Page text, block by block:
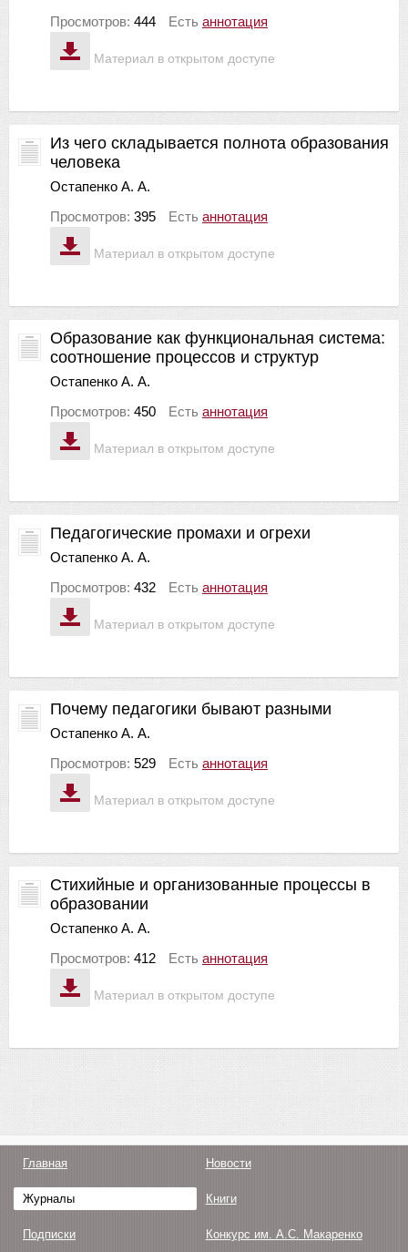
Материал в открытом доступе
Просмотров: 444 Есть аннотация
Материал в открытом доступе
Из чего складывается полнота образования
человека
Остапенко А. А.
Просмотров: 395 Есть аннотация
Материал в открытом доступе
Образование как функциональная система:
соотношение процессов и структур
Остапенко А. А.
Просмотров: 450 Есть аннотация
Материал в открытом доступе
Педагогические промахи и огрехи
Остапенко А. А.
Просмотров: 432 Есть аннотация
Материал в открытом доступе
Почему педагогики бывают разными
Остапенко А. А.
Просмотров: 529 Есть аннотация
Материал в открытом доступе
Стихийные и организованные процессы в
образовании
Остапенко А. А.
Просмотров: 412 Есть аннотация
Главная Новости
Журналы Книги
Подписки Конкурс им. А.С. Макаренко